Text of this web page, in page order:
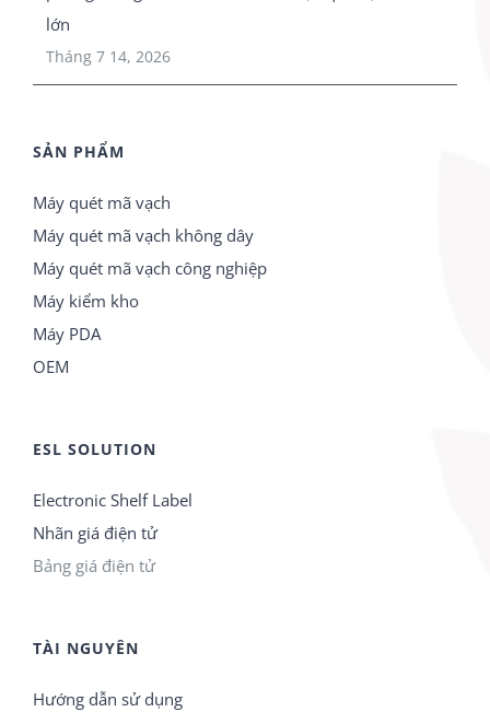
lớn
Tháng 7 14, 2026
SẢN PHẨM
Máy quét mã vạch
Máy quét mã vạch không dây
Máy quét mã vạch công nghiệp
Máy kiểm kho
Máy PDA
OEM
ESL SOLUTION
Electronic Shelf Label
Nhãn giá điện tử
Bảng giá điện tử
TÀI NGUYÊN
Hướng dẫn sử dụng